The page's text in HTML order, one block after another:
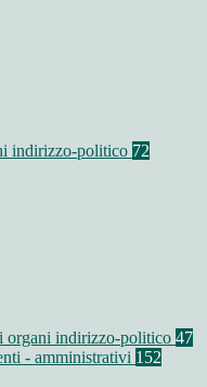
indirizzo-politico 72
organi indirizzo-politico 47
- amministrativi 152